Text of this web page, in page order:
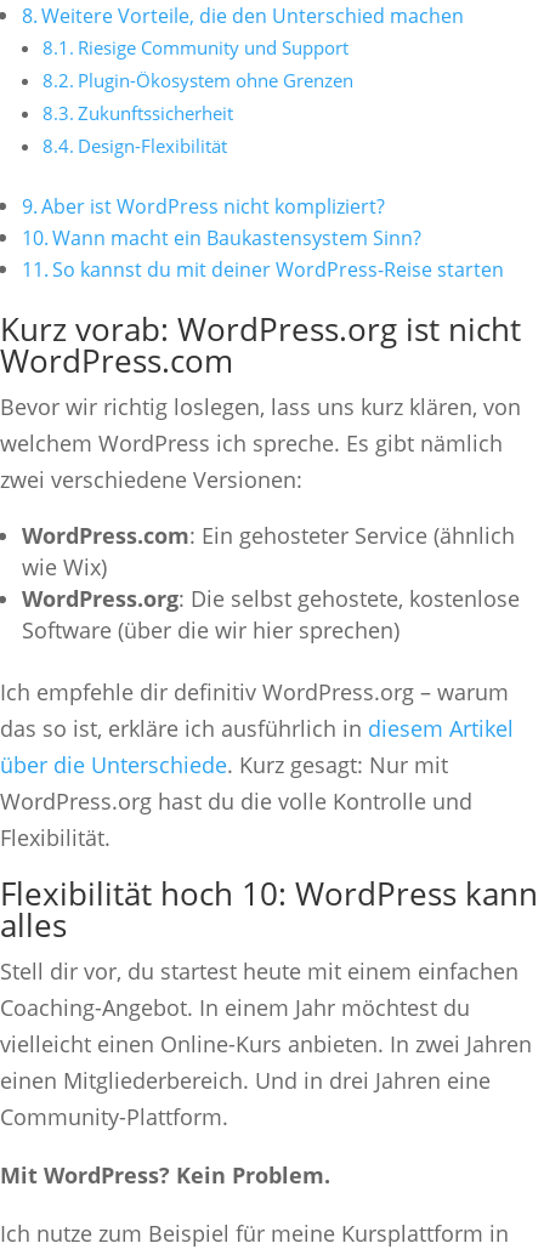
Weitere Vorteile, die den Unterschied machen
Riesige Community und Support
Plugin-Ökosystem ohne Grenzen
Zukunftssicherheit
Design-Flexibilität
Aber ist WordPress nicht kompliziert?
Wann macht ein Baukastensystem Sinn?
So kannst du mit deiner WordPress-Reise starten
Kurz vorab: WordPress.org ist nicht
WordPress.com
Bevor wir richtig loslegen, lass uns kurz klären, von
welchem WordPress ich spreche. Es gibt nämlich
zwei verschiedene Versionen:
WordPress.com: Ein gehosteter Service (ähnlich
wie Wix)
WordPress.org: Die selbst gehostete, kostenlose
Software (über die wir hier sprechen)
Ich empfehle dir definitiv WordPress.org – warum
das so ist, erkläre ich ausführlich in diesem Artikel
über die Unterschiede. Kurz gesagt: Nur mit
WordPress.org hast du die volle Kontrolle und
Flexibilität.
Flexibilität hoch 10: WordPress kann
alles
Stell dir vor, du startest heute mit einem einfachen
Coaching-Angebot. In einem Jahr möchtest du
vielleicht einen Online-Kurs anbieten. In zwei Jahren
einen Mitgliederbereich. Und in drei Jahren eine
Community-Plattform.
Mit WordPress? Kein Problem.
Ich nutze zum Beispiel für meine Kursplattform in